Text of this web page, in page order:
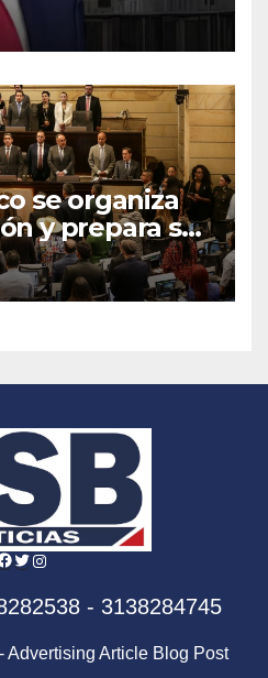
se organiza
y prepara su
al Gobierno
la Espriella
Twitter
Instagram
- 3138284745
- Advertising Article Blog Post